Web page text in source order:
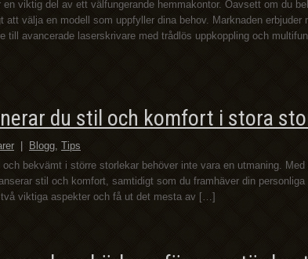
en viktig del av ett välfungerande hemmakontor. Oavsett om du
att välja en modell som uppfyller dina behov. Marknaden erbjuder
till avancerade laserskrivare med trådlös uppkoppling och
du stil och komfort i stora
Blogg, Tips
bekvämt i större storlekar behöver inte vara en utmaning.
stil och komfort, samtidigt som du framhäver din
två viktiga aspekter och få ut det mesta av […]